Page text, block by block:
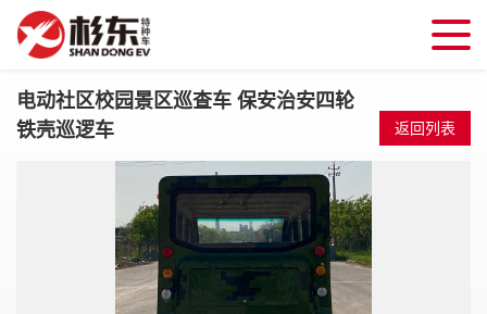
电动社区校园景区巡查车 保安治安四轮
铁壳巡逻车
返回列表